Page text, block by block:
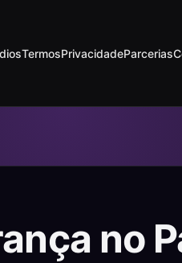
TermosPrivacidadeParcerias
no